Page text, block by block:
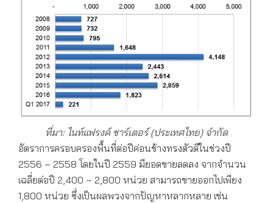
ที่มา: ไนท์แฟรงค์ ชาร์เตอร์(ประเทศไทย) จำกัด
อัตราการครอบครองพื้นที่ต่อปีค่อนข้างทรงตัวดีในช่วงปี
2556 – 2558 โดยในปี 2559 มียอดขายลดลง จากจำนวน
เฉลี่ยต่อปี 2,400 – 2,800 หน่วย สามารถขายออกไปเพียง
1,800 หน่วย ซึ่งเป็นผลพวงจากปัญหาหลากหลาย เช่น